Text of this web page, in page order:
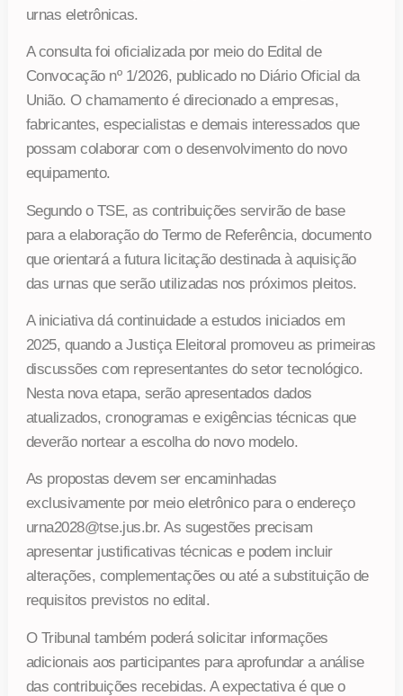
urnas eletrônicas.
A consulta foi oficializada por meio do Edital de
Convocação nº 1/2026, publicado no Diário Oficial da
União. O chamamento é direcionado a empresas,
fabricantes, especialistas e demais interessados que
possam colaborar com o desenvolvimento do novo
equipamento.
Segundo o TSE, as contribuições servirão de base
para a elaboração do Termo de Referência, documento
que orientará a futura licitação destinada à aquisição
das urnas que serão utilizadas nos próximos pleitos.
A iniciativa dá continuidade a estudos iniciados em
2025, quando a Justiça Eleitoral promoveu as primeiras
discussões com representantes do setor tecnológico.
Nesta nova etapa, serão apresentados dados
atualizados, cronogramas e exigências técnicas que
deverão nortear a escolha do novo modelo.
As propostas devem ser encaminhadas
exclusivamente por meio eletrônico para o endereço
urna2028@tse.jus.br. As sugestões precisam
apresentar justificativas técnicas e podem incluir
alterações, complementações ou até a substituição de
requisitos previstos no edital.
O Tribunal também poderá solicitar informações
adicionais aos participantes para aprofundar a análise
das contribuições recebidas. A expectativa é que o